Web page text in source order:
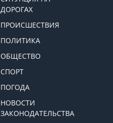
ДОРОГАХ
ПРОИСШЕСТВИЯ
ПОЛИТИКА
ОБЩЕСТВО
СПОРТ
ПОГОДА
НОВОСТИ
ЗАКОНОДАТЕЛЬСТВА